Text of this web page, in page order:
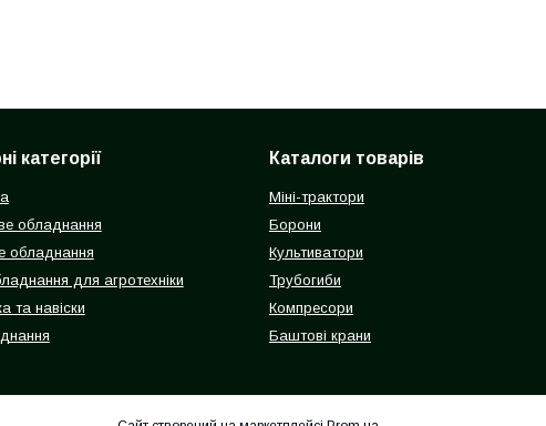
категорії
обладнання
обладнання
для агротехніки
та навіски
Каталоги товарів
Міні-трактори
Борони
Культиватори
Трубогиби
Компресори
Баштові крани